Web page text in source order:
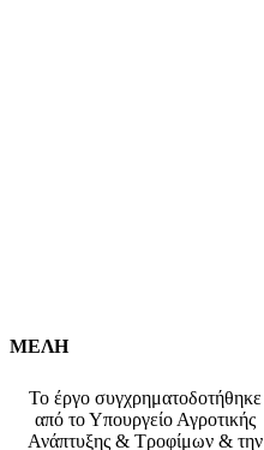
ΜΕΛΗ
Το έργο συγχρηματοδοτήθηκε
από το Υπουργείο Αγροτικής
Ανάπτυξης & Τροφίμων & την